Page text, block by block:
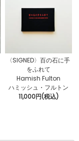
〈SIGNED〉百の石に手
をふれて
Hamish Fulton
ハミッシュ・フルトン
11,000円(税込)